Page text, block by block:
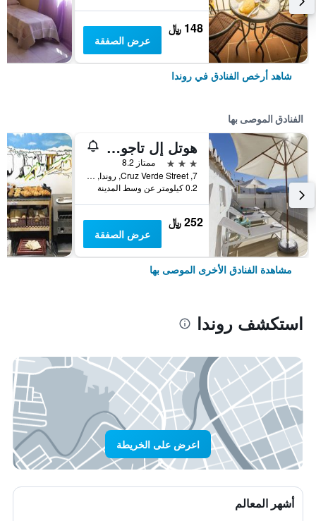
148 ﷼
عرض الصفقة
شاهد أرخص الفنادق في روندا
الفنادق الموصى بها
هوتل إل تاجو آند سبا
3 نجوم
ممتاز 8.2
7, Cruz Verde Street, روندا, منطقة أندلوسيا, أسبانيا
0.2 كيلومتر عن وسط المدينة
252 ﷼
عرض الصفقة
مشاهدة الفنادق الأخرى الموصى بها
استكشف روندا
اعرض على الخريطة
أشهر المعالم